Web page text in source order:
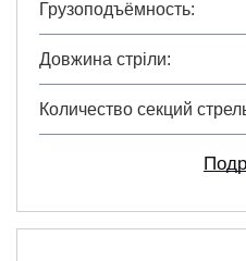
Грузоподъёмность
Довжина стріли
Количество секций